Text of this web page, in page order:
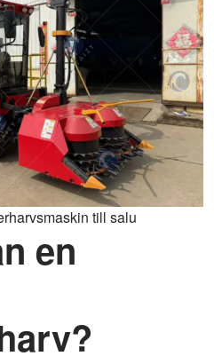
till salu
en